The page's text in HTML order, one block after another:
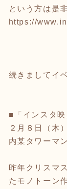
という方は是
https://
続きましてイ
■「インスタ映
２月８日（木
内某タワーマ
昨年クリスマ
たモノトーン